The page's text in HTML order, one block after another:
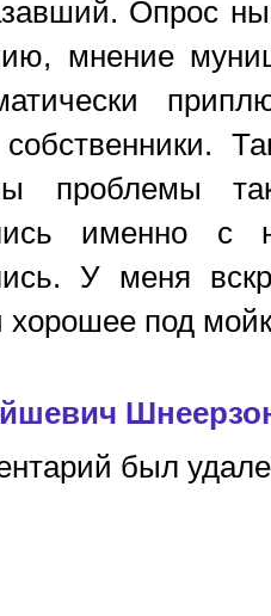
Опрос
мнение
проблемы
именно
У меня
хорошее под
был